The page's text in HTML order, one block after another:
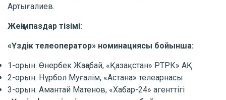
Артығалиев.
Жеңімпаздар тізімі:
«Үздік телеоператор» номинациясы бойынша:
1-орын. Өнербек Жаңабай, «Қазақстан» РТРК» АҚ
2-орын. Нұрбол Муғалім, «Астана» телеарнасы
3-орын. Амантай Матенов, «Хабар-24» агенттігі